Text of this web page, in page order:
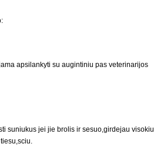
apsilankyti su augintiniu pas veterinarijos
suniukus jei jie brolis ir sesuo,girdejau visokiu